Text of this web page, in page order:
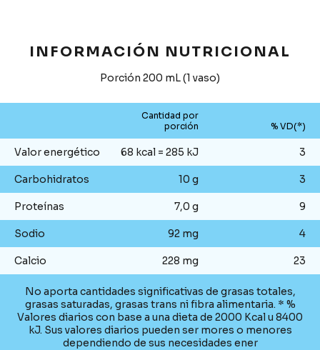
INFORMACIÓN NUTRICIONAL
Porción 200 mL (1 vaso)
Cantidad por
porción
% VD(*)
Valor energético 68 kcal = 285 kJ 3
Carbohidratos 10 g 3
Proteínas 7,0 g 9
Sodio 92 mg 4
Calcio 228 mg 23
No aporta cantidades significativas de grasas totales,
grasas saturadas, grasas trans ni fibra alimentaria. * %
Valores diarios con base a una dieta de 2000 Kcal u 8400
kJ. Sus valores diarios pueden ser mores o menores
dependiendo de sus necesidades ener